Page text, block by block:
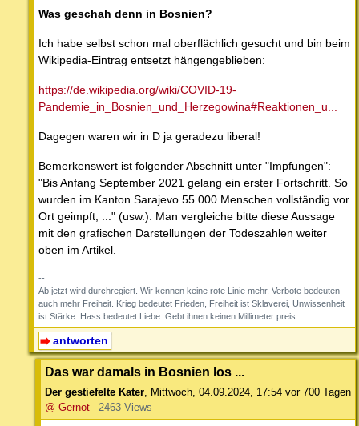
Was geschah denn in Bosnien?
Ich habe selbst schon mal oberflächlich gesucht und bin beim
Wikipedia-Eintrag entsetzt hängengeblieben:
https://de.wikipedia.org/wiki/COVID-19-
Pandemie_in_Bosnien_und_Herzegowina#Reaktionen_u...
Dagegen waren wir in D ja geradezu liberal!
Bemerkenswert ist folgender Abschnitt unter "Impfungen":
"Bis Anfang September 2021 gelang ein erster Fortschritt. So
wurden im Kanton Sarajevo 55.000 Menschen vollständig vor
Ort geimpft, ..." (usw.). Man vergleiche bitte diese Aussage
mit den grafischen Darstellungen der Todeszahlen weiter
oben im Artikel.
--
Ab jetzt wird durchregiert. Wir kennen keine rote Linie mehr. Verbote bedeuten
auch mehr Freiheit. Krieg bedeutet Frieden, Freiheit ist Sklaverei, Unwissenheit
ist Stärke. Hass bedeutet Liebe. Gebt ihnen keinen Millimeter preis.
antworten
Das war damals in Bosnien los ...
Der gestiefelte Kater, Mittwoch, 04.09.2024, 17:54 vor 700 Tagen
@ Gernot
2463 Views